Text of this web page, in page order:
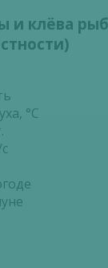
и клёва
°С